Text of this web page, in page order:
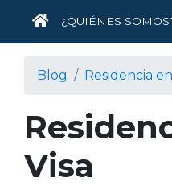
INICIO
¿QUIÉNES
Blog Residencia
Visa